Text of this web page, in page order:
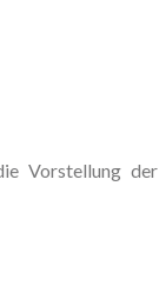
Vorstellung der